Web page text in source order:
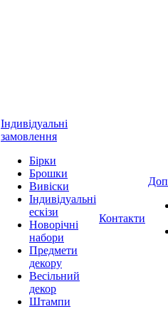
Індивідуальні
замовлення
Бірки
Брошки
Вивіски
Індивідуальні
ескізи
Новорічні
набори
Предмети
декору
Весільний
декор
Штампи
Контакти